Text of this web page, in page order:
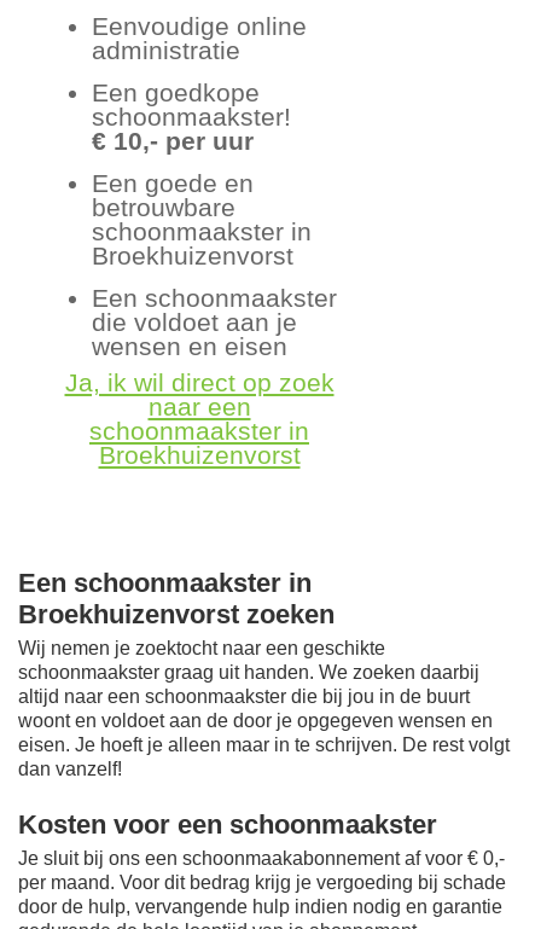
Eenvoudige online
administratie
Een goedkope
schoonmaakster!
€ 10,- per uur
Een goede en
betrouwbare
schoonmaakster in
Broekhuizenvorst
Een schoonmaakster
die voldoet aan je
wensen en eisen
Ja, ik wil direct op zoek
naar een
schoonmaakster in
Broekhuizenvorst
Een schoonmaakster in
Broekhuizenvorst zoeken
Wij nemen je zoektocht naar een geschikte
schoonmaakster graag uit handen. We zoeken daarbij
altijd naar een schoonmaakster die bij jou in de buurt
woont en voldoet aan de door je opgegeven wensen en
eisen. Je hoeft je alleen maar in te schrijven. De rest volgt
dan vanzelf!
Kosten voor een schoonmaakster
Je sluit bij ons een schoonmaakabonnement af voor € 0,-
per maand. Voor dit bedrag krijg je vergoeding bij schade
door de hulp, vervangende hulp indien nodig en garantie